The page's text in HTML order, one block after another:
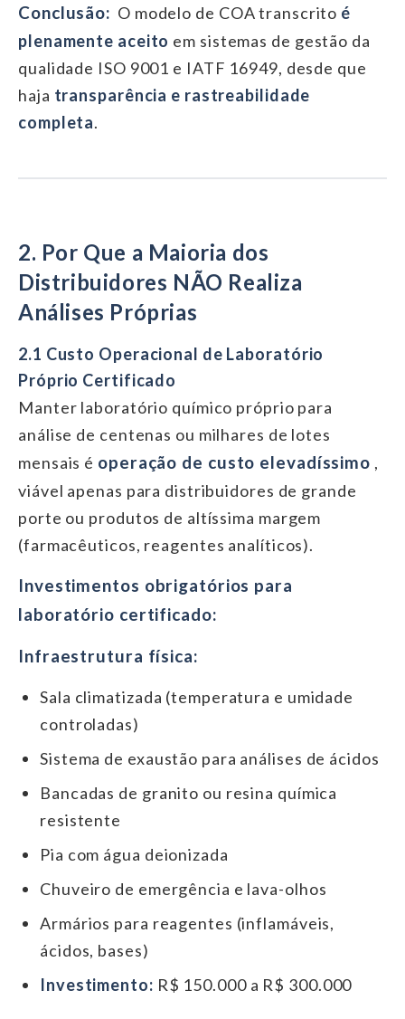
Conclusão: O modelo de COA transcrito é
plenamente aceito em sistemas de gestão da
qualidade ISO 9001 e IATF 16949, desde que
haja transparência e rastreabilidade
completa.
2. Por Que a Maioria dos
Distribuidores NÃO Realiza
Análises Próprias
2.1 Custo Operacional de Laboratório
Próprio Certificado
Manter laboratório químico próprio para
análise de centenas ou milhares de lotes
mensais é operação de custo elevadíssimo ,
viável apenas para distribuidores de grande
porte ou produtos de altíssima margem
(farmacêuticos, reagentes analíticos).
Investimentos obrigatórios para
laboratório certificado:
Infraestrutura física:
Sala climatizada (temperatura e umidade
controladas)
Sistema de exaustão para análises de ácidos
Bancadas de granito ou resina química
resistente
Pia com água deionizada
Chuveiro de emergência e lava-olhos
Armários para reagentes (inflamáveis,
ácidos, bases)
Investimento: R$ 150.000 a R$ 300.000